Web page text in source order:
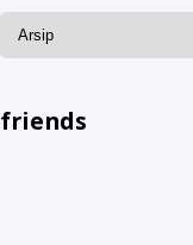
friends